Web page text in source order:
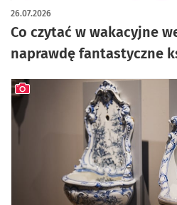
Co czytać w wakacyjne
naprawdę fantastyczne
26.07.2026
artykuł z galerią zdjęć